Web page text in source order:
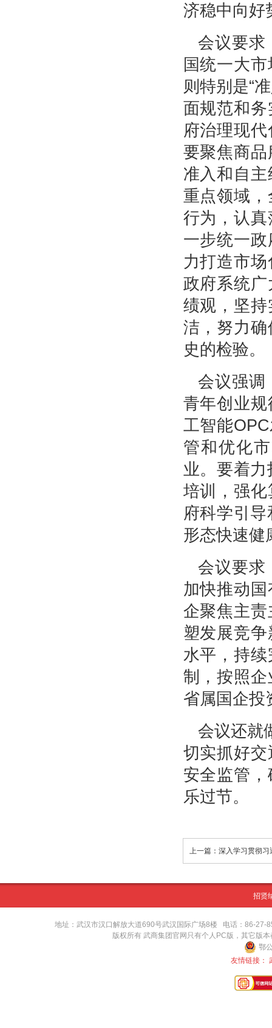
济稳中向好
会议要求
国统一大
则特别是“
面规范和
府治理现
要聚焦商
准入和自
重点领域
行为，认
一步统一
力打造市
政府系统
绩观，坚
洁，努力
史的检验。
会议强调
青年创业
工智能
管和优化
业。要着
培训，强
府科学引
形态快速健
会议要求
加快推动
企聚焦主
塑发展竞
水平，持
制，按照
省属国企投
会议还就
切实抓好
安全监管
乐过节。
招贤
地址：武汉市汉口解放大道690号武汉国际广场8楼 电话：86-
版权所有 武商集团官网只有个人PC版，其它版
鄂
友情链接：